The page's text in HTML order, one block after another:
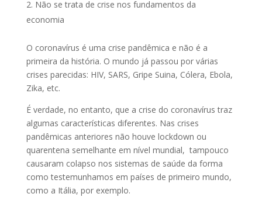
Não se trata de crise nos fundamentos da
economia
O coronavírus é uma crise pandêmica e não é a
primeira da história. O mundo já passou por várias
crises parecidas: HIV, SARS, Gripe Suina, Cólera, Ebola,
Zika, etc.
É verdade, no entanto, que a crise do coronavírus traz
algumas características diferentes. Nas crises
pandêmicas anteriores não houve lockdown ou
quarentena semelhante em nível mundial, tampouco
causaram colapso nos sistemas de saúde da forma
como testemunhamos em países de primeiro mundo,
como a Itália, por exemplo.